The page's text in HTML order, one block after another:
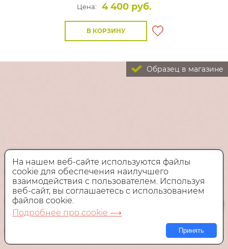
Цена:
4 400 руб.
В КОРЗИНУ
Образец в магазине
На нашем веб-сайте используются файлы
cookie для обеспечения наилучшего
взаимодействия с пользователем. Используя
веб-сайт, вы соглашаетесь с использованием
файлов cookie.
Подробнее про cookie ⟶
Принять